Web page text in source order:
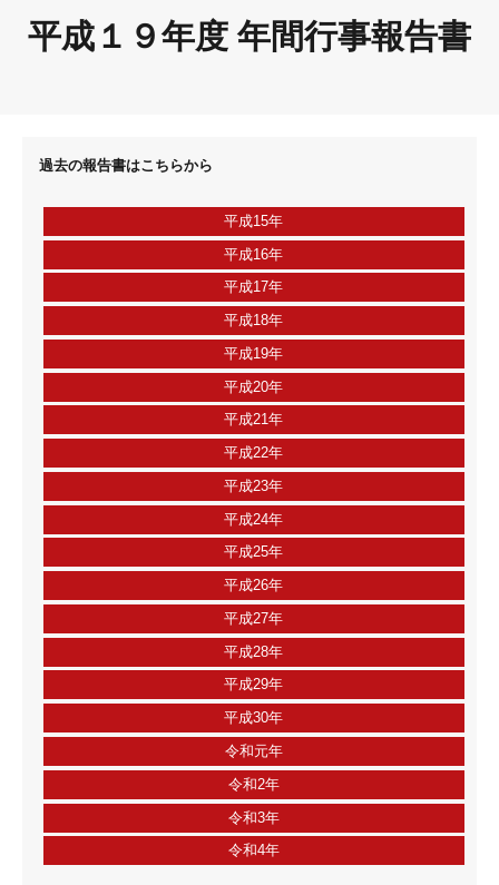
平成１９年度 年間行事報告書
過去の報告書はこちらから
平成15年
平成16年
平成17年
平成18年
平成19年
平成20年
平成21年
平成22年
平成23年
平成24年
平成25年
平成26年
平成27年
平成28年
平成29年
平成30年
令和元年
令和2年
令和3年
令和4年